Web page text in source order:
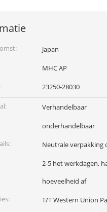
Japan
MHC AP
23250-28030
Verhandelbaar
onderhandelbaar
Neutrale verpakking
2-5 het werkdagen,
hoeveelheid af
T/T